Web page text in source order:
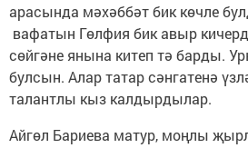
арасында мәхәббәт бик көчле
вафатын Гөлфия бик авыр
сөйгәне янына китеп тә барды.
булсын. Алар татар сәнгатенә
талантлы кыз калдырдылар.
Айгөл Бариева матур, моңлы